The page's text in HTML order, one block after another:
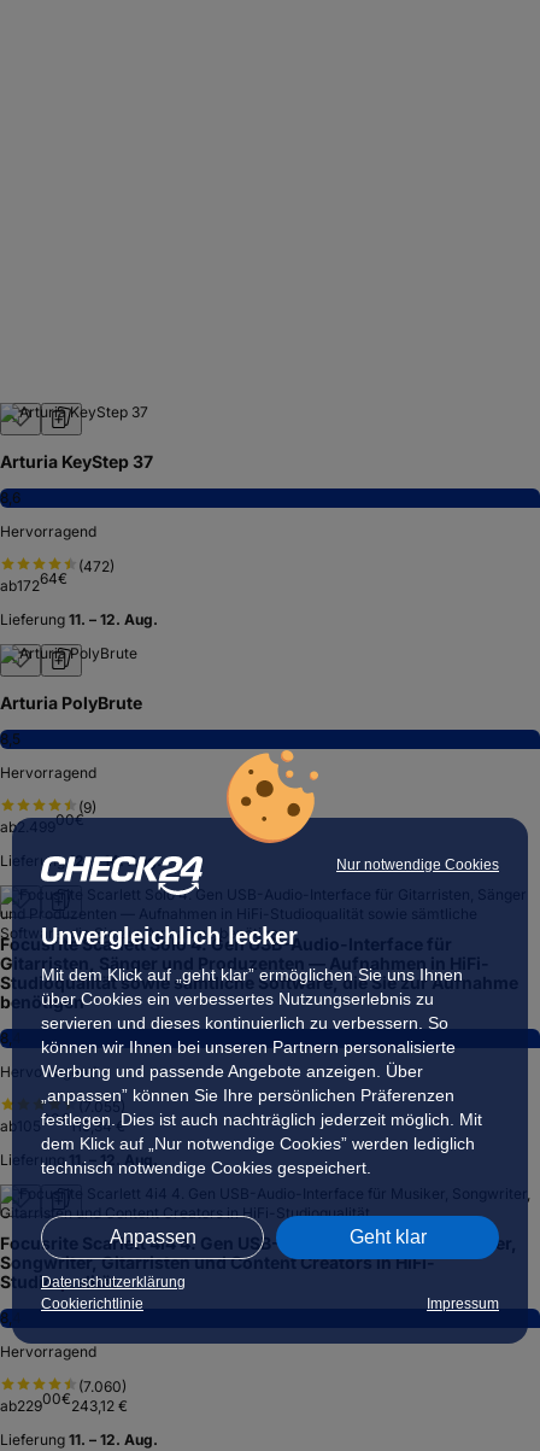
Nur notwendige Cookies
Unvergleichlich lecker
Mit dem Klick auf „geht klar” ermöglichen Sie uns Ihnen
über Cookies ein verbessertes Nutzungserlebnis zu
servieren und dieses kontinuierlich zu verbessern. So
können wir Ihnen bei unseren Partnern personalisierte
Werbung und passende Angebote anzeigen. Über
„anpassen” können Sie Ihre persönlichen Präferenzen
festlegen. Dies ist auch nachträglich jederzeit möglich. Mit
dem Klick auf „Nur notwendige Cookies” werden lediglich
technisch notwendige Cookies gespeichert.
Anpassen Geht klar
Datenschutzerklärung
Cookierichtlinie
Impressum
Arturia KeyStep 37
8,6
Hervorragend
(472)
ab17264€
Lieferung 11. – 12. Aug.
Arturia PolyBrute
8,5
Hervorragend
(9)
ab2.499 00€
Lieferung 12. – 14. Aug.
Focusrite Scarlett Solo 4. Gen USB-Audio-Interface für
Gitarristen, Sänger und Produzenten — Aufnahmen in HiFi-
Studioqualität sowie sämtliche Software, die Sie zur Aufnahme
benötigen
8,4
Hervorragend
(7.055
ab
00€115,34 €
Lieferung
11. – 12. Aug.
Focusrite Scarlett 4i4 4. Gen USB-Audio-Interface für Musiker,
Songwriter, Gitarristen und Content Creators in HiFi-
Studioqualität
8,4
Hervorragend
(7.060)
ab22900€243,12 €
Lieferung 11. – 12. Aug.